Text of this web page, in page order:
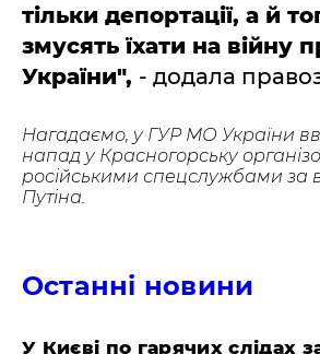
тільки депортації, а й
змусять їхати на війну
України", - додала
Нагадаємо, у ГУР МО України
напад у Красногорську
російськими спецслужбами за
Путіна.
Останні новини
У Києві по гарячих слідах